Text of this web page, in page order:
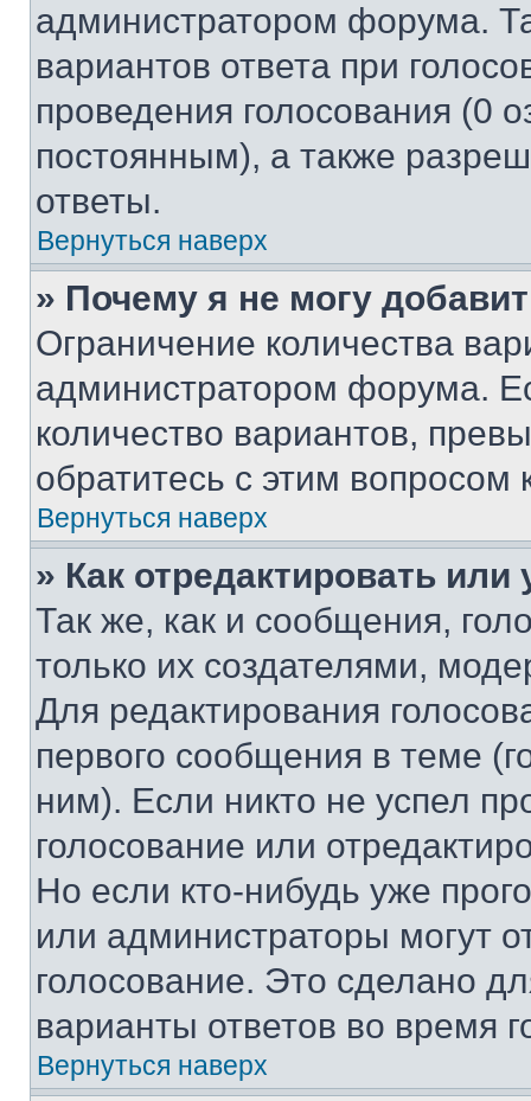
администратором форума.
вариантов ответа при
проведения голосования (0
постоянным), а также
ответы.
Вернуться наверх
» Почему я не могу
Ограничение количества
администратором форума.
количество вариантов,
обратитесь с этим вопросом
Вернуться наверх
» Как отредактировать
Так же, как и сообщения,
только их создателями,
Для редактирования
первого сообщения в теме
ним). Если никто не успел
голосование или
Но если кто-нибудь уже
или администраторы могут
голосование. Это сделано
варианты ответов во время
Вернуться наверх